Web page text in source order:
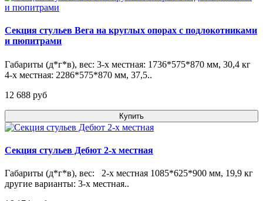
Секция стульев Вега на круглых опорах с подлокотниками
и пюпитрами
Габариты (д*г*в), вес: 3-х местная: 1736*575*870 мм, 30,4 кг
4-х местная: 2286*575*870 мм, 37,5..
12 688 pуб
Купить
Секция стульев Дебют 2-х местная
Габариты (д*г*в), вес: 2-х местная 1085*625*900 мм, 19,9 кг
другие варианты: 3-х местная..